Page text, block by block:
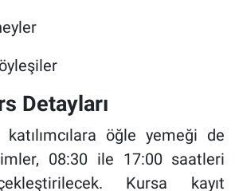
Detayları
öğle yemeği de
08:30 ile 17:00 saatleri
Kursa kayıt